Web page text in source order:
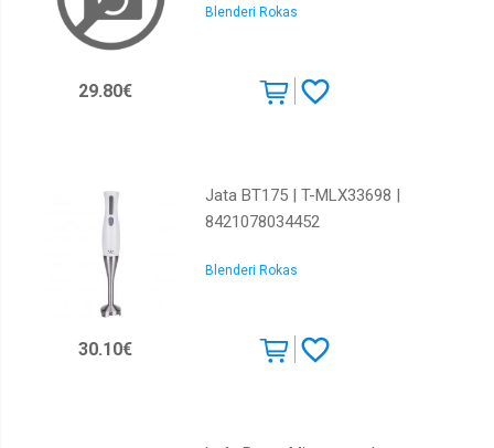
Blenderi Rokas
29.80€
Jata BT175 | T-MLX33698 |
8421078034452
Blenderi Rokas
30.10€